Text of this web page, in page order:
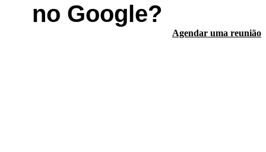
no Google?
Agendar uma reunião